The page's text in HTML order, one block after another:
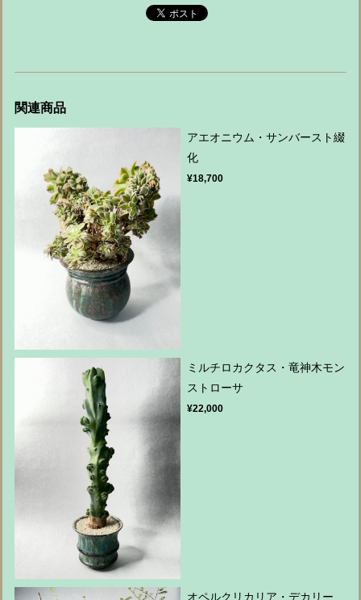
関連商品
アエオニウム・サンバースト綴
化
¥18,700
ミルチロカクタス・竜神木モン
ストローサ
¥22,000
オペルクリカリア・デカリー